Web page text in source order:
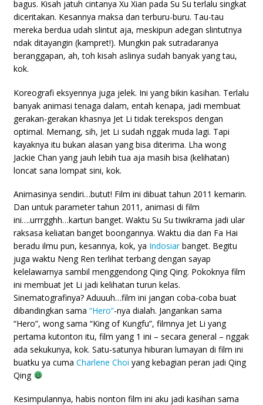
bagus. Kisah jatuh cintanya Xu Xian pada Su Su terlalu singkat
diceritakan. Kesannya maksa dan terburu-buru. Tau-tau
mereka berdua udah slintut aja, meskipun adegan slintutnya
ndak ditayangin (kampret!). Mungkin pak sutradaranya
beranggapan, ah, toh kisah aslinya sudah banyak yang tau,
kok.
Koreografi eksyennya juga jelek. Ini yang bikin kasihan. Terlalu
banyak animasi tenaga dalam, entah kenapa, jadi membuat
gerakan-gerakan khasnya Jet Li tidak terekspos dengan
optimal. Memang, sih, Jet Li sudah nggak muda lagi. Tapi
kayaknya itu bukan alasan yang bisa diterima. Lha wong
Jackie Chan yang jauh lebih tua aja masih bisa (kelihatan)
loncat sana lompat sini, kok.
Animasinya sendiri…butut! Film ini dibuat tahun 2011 kemarin.
Dan untuk parameter tahun 2011, animasi di film
ini….urrrgghh…kartun banget. Waktu Su Su tiwikrama jadi ular
raksasa keliatan banget boongannya. Waktu dia dan Fa Hai
beradu ilmu pun, kesannya, kok, ya Indosiarbanget. Begitu
juga waktu Neng Ren terlihat terbang dengan sayap
kelelawarnya sambil menggendong Qing Qing. Pokoknya film
ini membuat Jet Li jadi kelihatan turun kelas.
Sinematografinya? Aduuuh…film ini jangan coba-coba buat
dibandingkan sama “Hero”-nya dialah. Jangankan sama
“Hero”, wong sama “King of Kungfu”, filmnya Jet Li yang
pertama kutonton itu, film yang 1 ini – secara general – nggak
ada sekukunya, kok. Satu-satunya hiburan lumayan di film ini
buatku ya cuma Charlene Choi yang kebagian peran jadi Qing
Qing
Kesimpulannya, habis nonton film ini aku jadi kasihan sama